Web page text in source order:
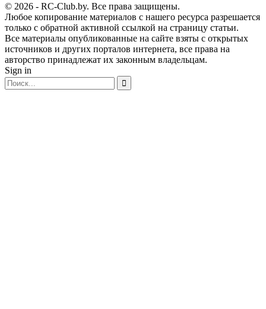
© 2026 - RC-Club.by. Все права защищены.
Любое копирование материалов с нашего ресурса разрешается
только с обратной активной ссылкой на страницу статьи.
Все материалы опубликованные на сайте взяты с открытых
источников и других порталов интернета, все права на
авторство принадлежат их законным владельцам.
Sign in